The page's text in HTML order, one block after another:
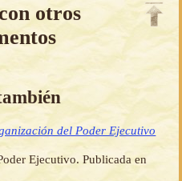
otros
del Poder Ejecutivo
Ejecutivo. Publicada en